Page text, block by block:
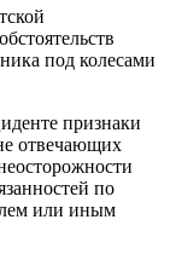
под колесами
признаки
отвечающих
по
или иным